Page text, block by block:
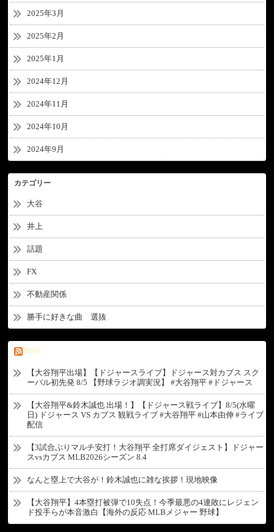
2025年3月
2025年2月
2025年1月
2024年12月
2024年11月
2024年10月
2024年9月
カテゴリー
大谷
井上
話題
FX
不動産関係
勝手に好きな曲 選抜
RSS
【大谷翔平出場】【ドジャースライブ】ドジャース対カブス スク
ーバル初先発 8/5 【野球ラジオ調実況】 #大谷翔平 #ドジャース
【大谷翔平&鈴木誠也 出場！】【ドジャース戦ライブ】8/5(水曜
日) ドジャース VS カブス 観戦ライブ #大谷翔平 #山本由伸 #ライブ
配信
【3試合ぶりマルチ安打！大谷翔平 全打席ダイジェスト】ドジャー
スvsカブス MLB2026シーズン 8.4
なんと塁上で大谷が！鈴木誠也に雑な挨拶！現地映像
【大谷翔平】4本塁打被弾で10失点！今季最悪の4連敗にレジェン
ド投手らが本音激白【海外の反応 MLBメジャー 野球】